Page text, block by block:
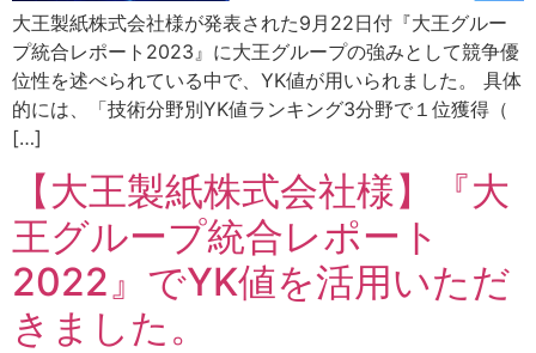
大王製紙株式会社様が発表された9月22日付『大王グルー
プ統合レポート2023』に大王グループの強みとして競争優
位性を述べられている中で、YK値が用いられました。 具体
的には、「技術分野別YK値ランキング3分野で１位獲得（
[…]
【大王製紙株式会社様】『大
王グループ統合レポート
2022』でYK値を活用いただ
きました。